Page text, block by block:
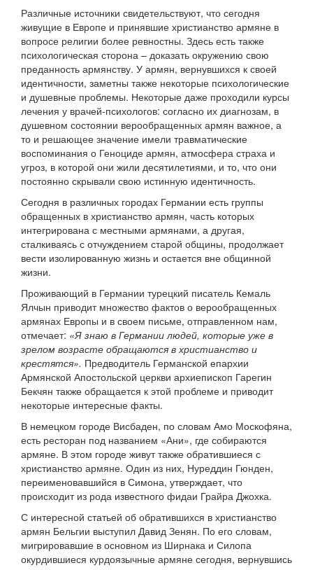
Различные источники свидетельствуют, что сегодня
живущие в Европе и принявшие христианство армяне в
вопросе религии более ревностны. Здесь есть также
психологическая сторона – доказать окружению свою
преданность армянству. У армян, вернувшихся к своей
идентичности, заметны также некоторые психологические
и душевные проблемы. Некоторые даже проходили курсы
лечения у врачей-психологов: согласно их диагнозам, в
душевном состоянии верообращенных армян важное, а
то и решающее значение имели травматические
воспоминания о Геноциде армян, атмосфера страха и
угроз, в которой они жили десятилетиями, и то, что они
постоянно скрывали свою истинную идентичность.
Сегодня в различных городах Германии есть группы
обращенных в христианство армян, часть которых
интегрирована с местными армянами, а другая,
сталкиваясь с отчуждением старой общины, продолжает
вести изолированную жизнь и остается вне общинной
жизни.
Проживающий в Германии турецкий писатель Кемаль
Ялчын приводит множество фактов о верообращенных
армянах Европы и в своем письме, отправленном нам,
отмечает: «Я знаю в Германии людей, которые уже в
зрелом возрасте обращаются в христианство и
крестятся». Предводитель Германской епархии
Армянской Апостольской церкви архиепископ Гарегин
Бекчян также обращается к этой проблеме и приводит
некоторые интересные факты.
В немецком городе Висбаден, по словам Амо Москофяна,
есть ресторан под названием «Ани», где собираются
армяне. В этом городе живут также обратившиеся с
христианство армяне. Один из них, Нуреддин Гюнден,
переименовавшийся в Симона, утверждает, что
происходит из рода известного фидаи Грайра Джохка.
С интересной статьей об обратившихся в христианство
армян Бельгии выступил Давид Зенян. По его словам,
мигрировавшие в основном из Ширнака и Силопа
окурдившиеся курдоязычные армяне сегодня, вернувшись